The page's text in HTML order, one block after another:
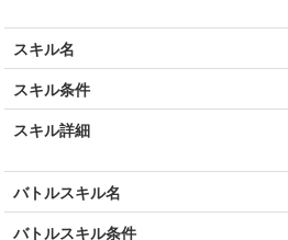
スキル名
スキル条件
スキル詳細
バトルスキル名
バトルスキル条件